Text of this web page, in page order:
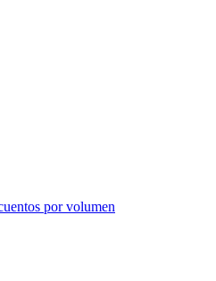
por volumen